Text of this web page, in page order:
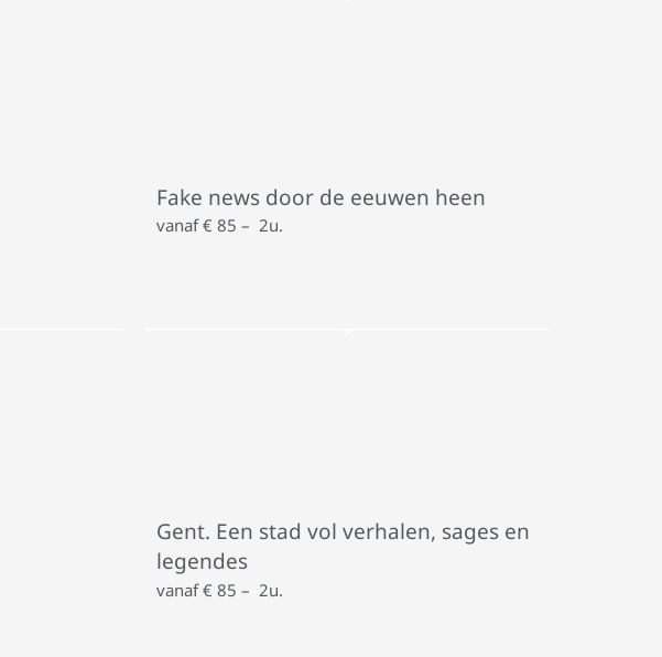
Fake news door de eeuwen heen
vanaf € 85 – 2u.
Gent. Een stad vol verhalen, sages en
legendes
vanaf € 85 – 2u.